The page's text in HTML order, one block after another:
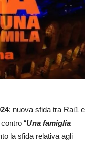
: nuova sfida tra Rai1 e
contro “Una famiglia
la sfida relativa agli